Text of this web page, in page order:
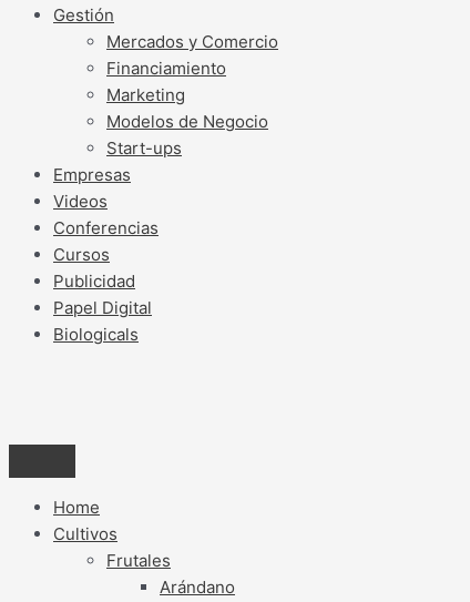
Gestión
Mercados y Comercio
Financiamiento
Marketing
Modelos de Negocio
Start-ups
Empresas
Videos
Conferencias
Cursos
Publicidad
Papel Digital
Biologicals
Home
Cultivos
Frutales
Arándano